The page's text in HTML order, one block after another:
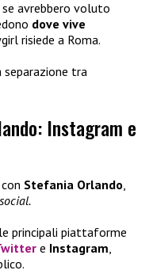
se avrebbero voluto
dove vive
risiede a Roma.
tra
Instagram e
Stefania Orlando
social.
principali piattaforme
e Instagram